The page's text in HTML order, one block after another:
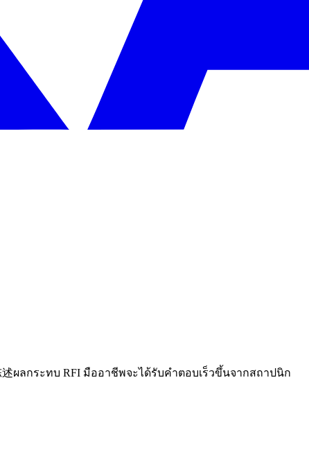
ผลกระทบ RFI มืออาชีพจะได้รับคำตอบเร็วขึ้นจากสถาปนิก